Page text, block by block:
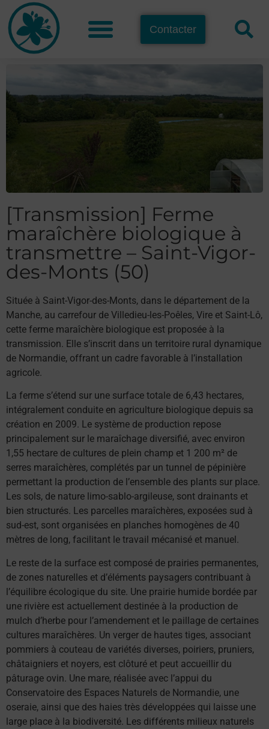
Contacter
[Transmission] Ferme
maraîchère biologique à
transmettre – Saint-Vigor-
des-Monts (50)
Située à Saint-Vigor-des-Monts, dans le département de la
Manche, au carrefour de Villedieu-les-Poêles, Vire et Saint-Lô,
cette ferme maraîchère biologique est proposée à la
transmission. Elle s’inscrit dans un territoire rural dynamique
de Normandie, offrant un cadre favorable à l’installation
agricole.
La ferme s’étend sur une surface totale de 6,43 hectares,
intégralement conduite en agriculture biologique depuis sa
création en 2009. Le système de production repose
principalement sur le maraîchage diversifié, avec environ
1,55 hectare de cultures de plein champ et 1 200 m² de
serres maraîchères, complétés par un tunnel de pépinière
permettant la production de l’ensemble des plants sur place.
Les sols, de nature limo-sablo-argileuse, sont drainants et
bien structurés. Les parcelles maraîchères, exposées sud à
sud-est, sont organisées en planches homogènes de 40
mètres de long, facilitant le travail mécanisé et manuel.
Le reste de la surface est composé de prairies permanentes,
de zones naturelles et d’éléments paysagers contribuant à
l’équilibre écologique du site. Une prairie humide bordée par
une rivière est actuellement destinée à la production de
mulch d’herbe pour l’amendement et le paillage de certaines
cultures maraîchères. Un verger de hautes tiges, associant
pommiers à couteau de variétés diverses, poiriers, pruniers,
châtaigniers et noyers, est clôturé et peut accueillir du
pâturage ovin. Une mare, réalisée avec l’appui du
Conservatoire des Espaces Naturels de Normandie, une
oseraie, ainsi que des haies très développées qui laisse une
large place à la biodiversité. Les différents milieux naturels